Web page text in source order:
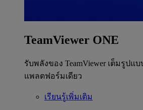
TeamViewer ONE
รับพลังของ TeamViewer เต็มรูปแ
แพลตฟอร์มเดียว
เรียนรู้เพิ่มเติม